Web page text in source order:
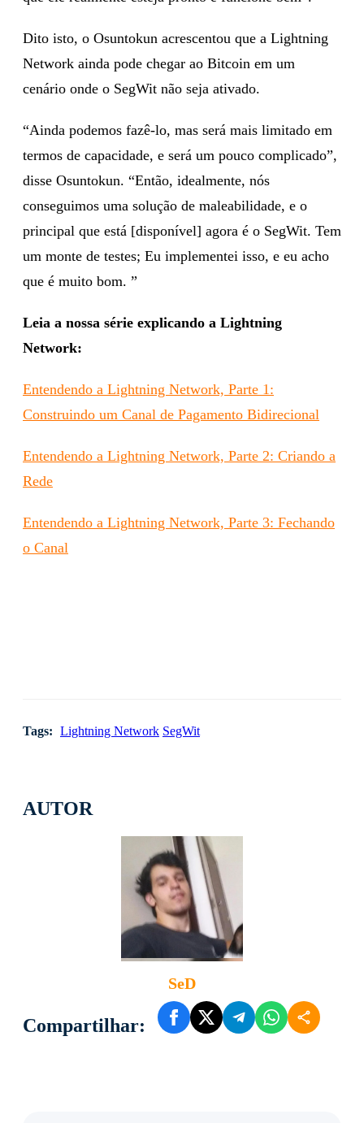
AUTOR
SeD
Compartilhar:
Dito isto, o Osuntokun acrescentou que a Lightning
Network ainda pode chegar ao Bitcoin em um
cenário onde o SegWit não seja ativado.
“Ainda podemos fazê-lo, mas será mais limitado em
termos de capacidade, e será um pouco complicado”,
disse Osuntokun. “Então, idealmente, nós
conseguimos uma solução de maleabilidade, e o
principal que está [disponível] agora é o SegWit. Tem
um monte de testes; Eu implementei isso, e eu acho
que é muito bom. ”
Leia a nossa série explicando a Lightning
Network:
Entendendo a Lightning Network, Parte 1:
Construindo um Canal de Pagamento Bidirecional
Entendendo a Lightning Network, Parte 2: Criando a
Rede
Entendendo a Lightning Network, Parte 3: Fechando
o Canal
Tags: Lightning Network SegWit